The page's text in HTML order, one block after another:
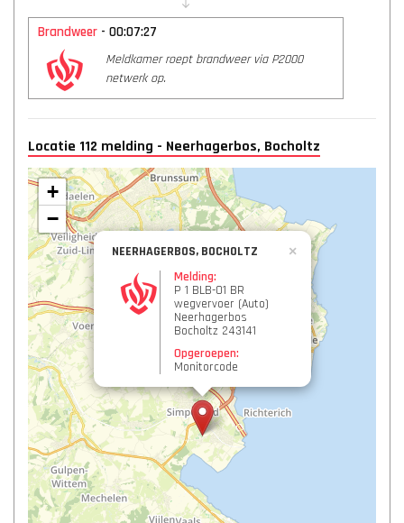
Brandweer - 00:07:27
Meldkamer roept brandweer via P2000
netwerk op.
Locatie 112 melding - Neerhagerbos, Bocholtz
NEERHAGERBOS, BOCHOLTZ
Melding:
P 1 BLB-01 BR
wegvervoer (Auto)
Neerhagerbos
Bocholtz 243141
Opgeroepen:
Monitorcode
×
+
−